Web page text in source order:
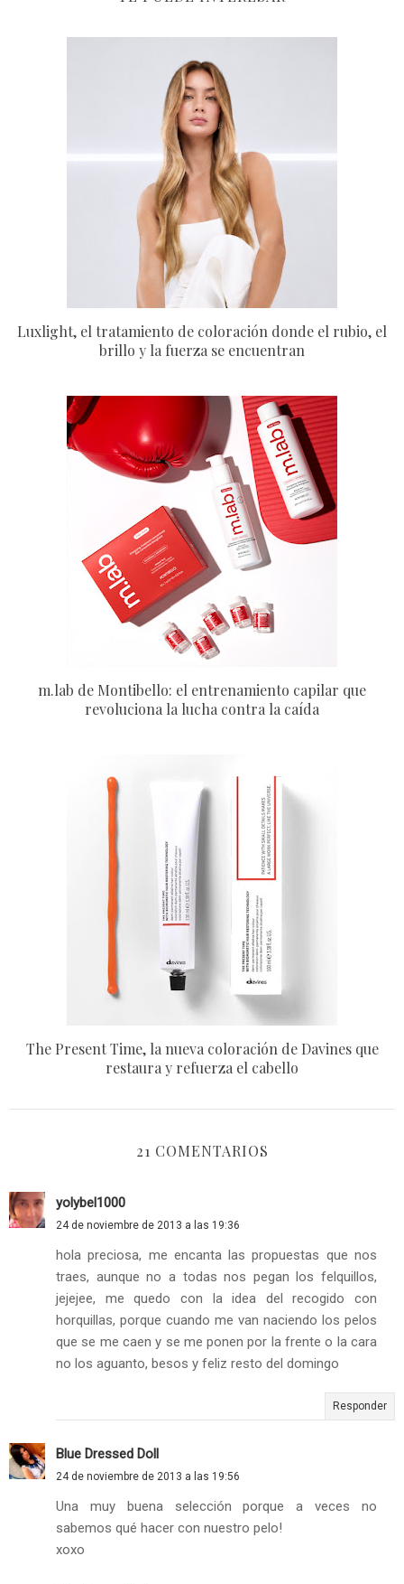
Luxlight, el tratamiento de coloración donde el rubio, el
brillo y la fuerza se encuentran
m.lab de Montibello: el entrenamiento capilar que
revoluciona la lucha contra la caída
The Present Time, la nueva coloración de Davines que
restaura y refuerza el cabello
21 COMENTARIOS
yolybel1000
24 de noviembre de 2013 a las 19:36
hola preciosa, me encanta las propuestas que nos
traes, aunque no a todas nos pegan los felquillos,
jejejee, me quedo con la idea del recogido con
horquillas, porque cuando me van naciendo los pelos
que se me caen y se me ponen por la frente o la cara
no los aguanto, besos y feliz resto del domingo
Responder
Blue Dressed Doll
24 de noviembre de 2013 a las 19:56
Una muy buena selección porque a veces no
sabemos qué hacer con nuestro pelo!
xoxo